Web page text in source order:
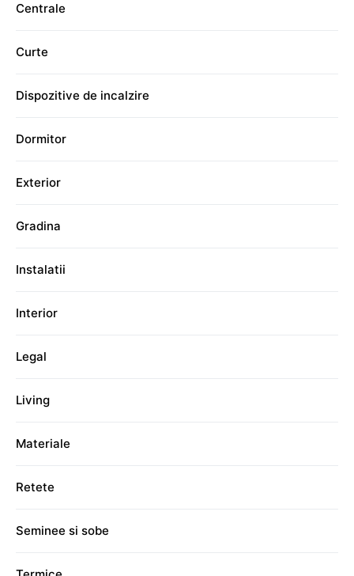
Centrale
Curte
Dispozitive de incalzire
Dormitor
Exterior
Gradina
Instalatii
Interior
Legal
Living
Materiale
Retete
Seminee si sobe